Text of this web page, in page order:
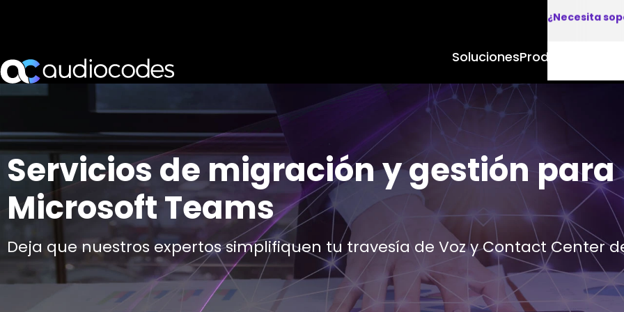
SolucionesProductos y
Servicios de migración y gestión para
Microsoft Teams
Deja que nuestros expertos simplifiquen tu travesía de Voz y Contact Center
¿Necesita